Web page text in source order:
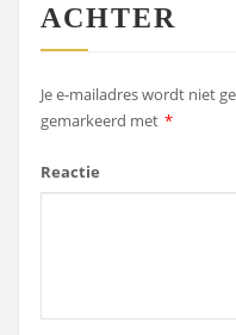
ACHTER
Je e-mailadres wordt niet
gemarkeerd met *
Reactie